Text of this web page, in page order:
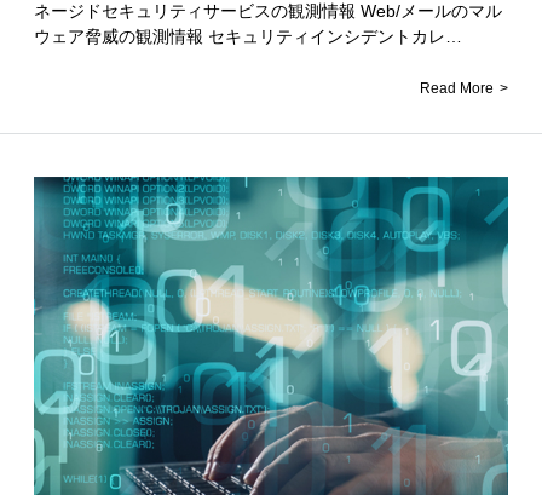
ネージドセキュリティサービスの観測情報 Web/メールのマル
ウェア脅威の観測情報 セキュリティインシデントカレ…
Read More